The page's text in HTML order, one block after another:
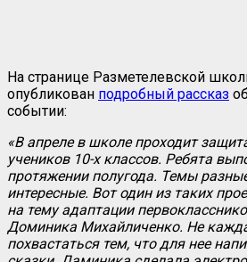
На странице Разметелевской
опубликован подробный рассказ
событии:
«В апреле в школе проходит
учеников 10-х классов. Ребята
протяжении полугода. Темы
интересные. Вот один из таких
на тему адаптации
Доминика Михайличенко. Не
похвастаться тем, что для нее